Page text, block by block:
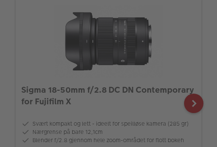
Sigma 18-50mm f/2.8 DC DN Contemporary
for Fujifilm X
Svært kompakt og lett - ideelt for speilløse kamera (285 gr)
Nærgrense på bare 12,1cm
Blender f/2.8 gjennom hele zoom-området for flott bokeh